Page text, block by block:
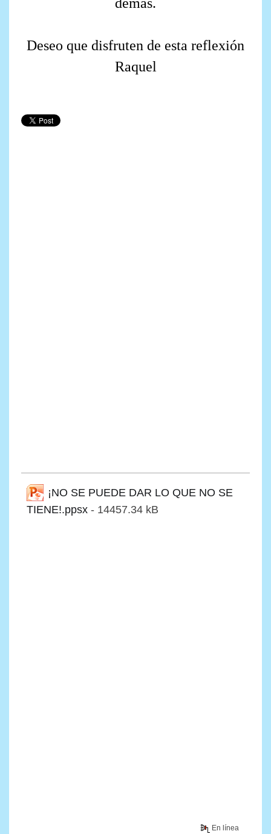
Deseo que disfruten de esta reflexión
Raquel
¡NO SE PUEDE DAR LO QUE NO SE
TIENE!.ppsx - 14457.34 kB
En línea